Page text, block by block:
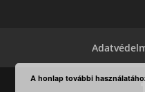
A honlap további